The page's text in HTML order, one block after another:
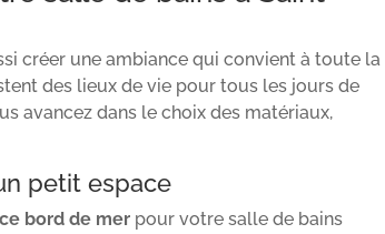
créer une ambiance qui convient à toute la
des lieux de vie pour tous les jours de
avancez dans le choix des matériaux,
petit espace
bord de mer pour votre salle de bains